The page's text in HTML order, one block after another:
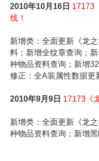
2010年10月16日 17173
线！
新增类：全面更新《龙
料；新增全纹章查询；
种物品资料查询；新增
修正：全A装属性数据更
2010年9月9日 17173《
新增类：全面更新《龙
种物品资料查询；新增